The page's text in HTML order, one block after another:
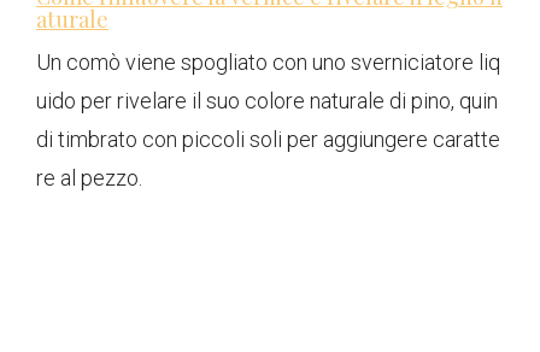
aturale
Un comò viene spogliato con uno sverniciatore liq
uido per rivelare il suo colore naturale di pino, quin
di timbrato con piccoli soli per aggiungere caratte
re al pezzo.